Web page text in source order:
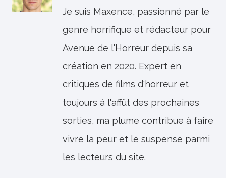
Je suis Maxence, passionné par le
genre horrifique et rédacteur pour
Avenue de l'Horreur depuis sa
création en 2020. Expert en
critiques de films d'horreur et
toujours à l'affût des prochaines
sorties, ma plume contribue à faire
vivre la peur et le suspense parmi
les lecteurs du site.